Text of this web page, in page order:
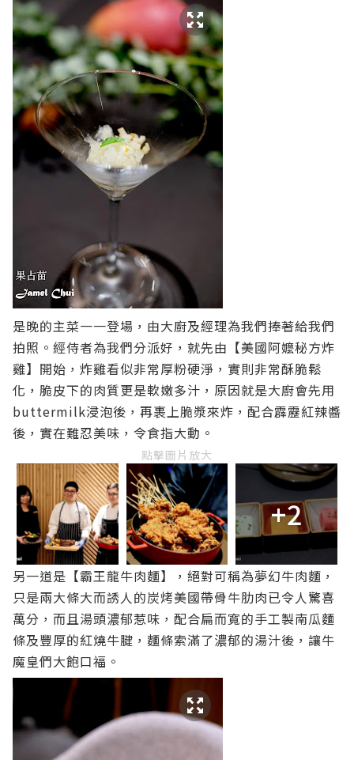
是晚的主菜一一登場，由大廚及經理為我們捧著給我們
拍照。經侍者為我們分派好，就先由【美國阿嬤秘方炸
雞】開始，炸雞看似非常厚粉硬淨，實則非常酥脆鬆
化，脆皮下的肉質更是軟嫩多汁，原因就是大廚會先用
buttermilk浸泡後，再裹上脆漿來炸，配合霹靂紅辣醬
後，實在難忍美味，令食指大動。
點擊圖片放大
+2
另一道是【霸王龍牛肉麵】，絕對可稱為夢幻牛肉麵，
只是兩大條大而誘人的炭烤美國帶骨牛肋肉已令人驚喜
萬分，而且湯頭濃郁惹味，配合扁而寬的手工製南瓜麵
條及豐厚的紅燒牛腱，麵條索滿了濃郁的湯汁後，讓牛
魔皇們大飽口福。